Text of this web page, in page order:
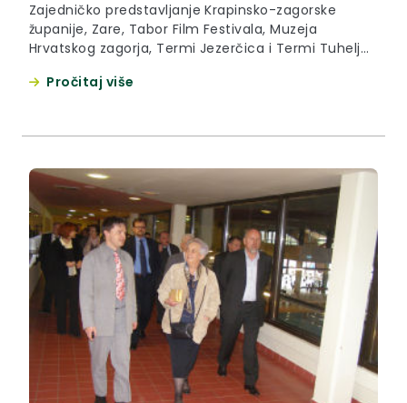
Zajedničko predstavljanje Krapinsko-zagorske
županije, Zare, Tabor Film Festivala, Muzeja
Hrvatskog zagorja, Termi Jezerčica i Termi Tuhelj
kratkometražnog filma.
Pročitaj više